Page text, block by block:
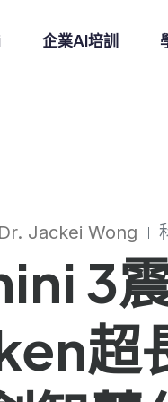
企業AI培訓
Dr. Jackei Wong
3
超